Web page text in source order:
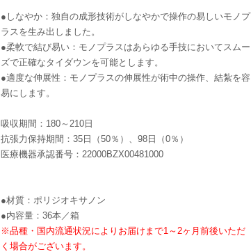
●しなやか：独自の成形技術がしなやかで操作の易しいモノプ
ラスを生み出しました。
●柔軟で結び易い：モノプラスはあらゆる手技においてスムー
ズで正確なタイダウンを可能とします。
●適度な伸展性：モノプラスの伸展性が術中の操作、結紮を容
易にします。
吸収期間：180～210日
抗張力保持期間：35日（50％）、98日（0％）
医療機器承認番号：22000BZX00481000
●材質：ポリジオキサノン
●内容量：36本／箱
※品種・国内流通状況によりお届けまで1～2ヶ月前後いただ
く場合がございます。